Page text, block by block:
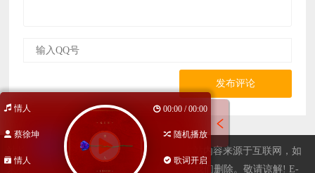
发布评论
站长QQ596508734，广告合作欢迎咨询，本站内容来源于互联网，如
果有侵权内容、不妥之处，请第一时间联系我们删除。敬请谅解! E-
情人 00:00 / 00:00
蔡徐坤 随机播放
情人 歌词开启